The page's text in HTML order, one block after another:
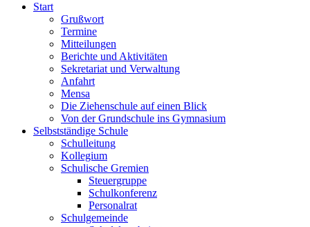
Start
Grußwort
Termine
Mitteilungen
Berichte und Aktivitäten
Sekretariat und Verwaltung
Anfahrt
Mensa
Die Ziehenschule auf einen Blick
Von der Grundschule ins Gymnasium
Selbstständige Schule
Schulleitung
Kollegium
Schulische Gremien
Steuergruppe
Schulkonferenz
Personalrat
Schulgemeinde